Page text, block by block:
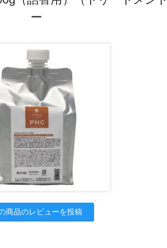
ー
商品のレビューを投稿